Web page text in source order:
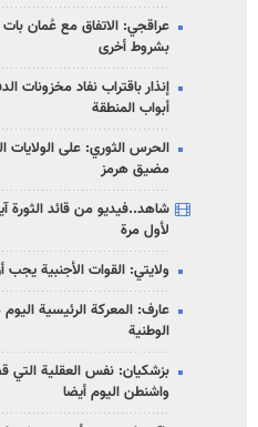
عراقجي: الاتفاق مع عُمان
بشروط أخرى
إنذار باقتراب نفاد مخزونات
أبواب المنطقة
الحرس الثوري: على الولايات
مضيق هرمز
شاهد..فيديو من قائد الثورة
لأول مرة
ولايتي: القوات الأجنبية يجب
عارف: المعركة الرئيسية
الوطنية
بزشكيان: نفس العقلية التي
واشنطن اليوم أيضا